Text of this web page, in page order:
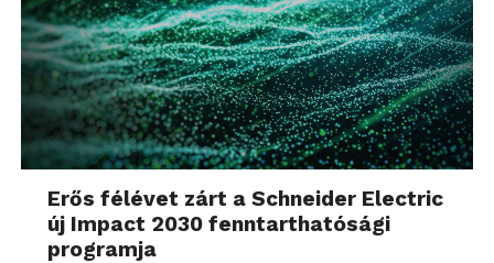
Erős félévet zárt a Schneider Electric
új Impact 2030 fenntarthatósági
programja